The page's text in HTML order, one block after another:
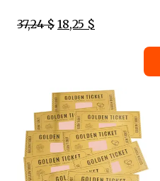
37,24 $ 18,25 $